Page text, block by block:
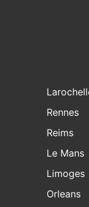
Rennes
Reims
Le Mans
Limoges
Orleans